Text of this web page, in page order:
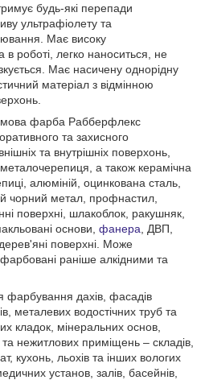
будь-які перепади
ультрафіолету та
Має високу
роботі, легко наноситься, не
Має насичену однорідну
матеріал з відмінною
фарба Рабберфлекс
та захисного
та внутрішніх поверхонь,
а також керамічна
алюміній, оцинкована сталь,
чорний метал, профнастил,
поверхні, шлакоблок, ракушняк,
основи, фанера , ДВП,
поверхні. Може
раніше алкідними та
фарбування дахів, фасадів
металевих водостічних труб та
кладок, мінеральних основ,
нежитлових приміщень – складів,
кухонь, льохів та інших вологих
установ, залів, басейнів,